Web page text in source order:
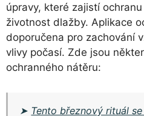
úpravy, které zajistí
životnost dlažby. Aplikace
doporučena pro zachování
vlivy počasí. Zde jsou
ochranného nátěru:
➤ Tento březnový rituál